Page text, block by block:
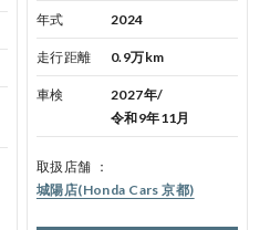
年式 2024
走行距離 0.9万km
車検
2027年/
令和9年11月
取扱店舗
城陽店(Honda Cars 京都)